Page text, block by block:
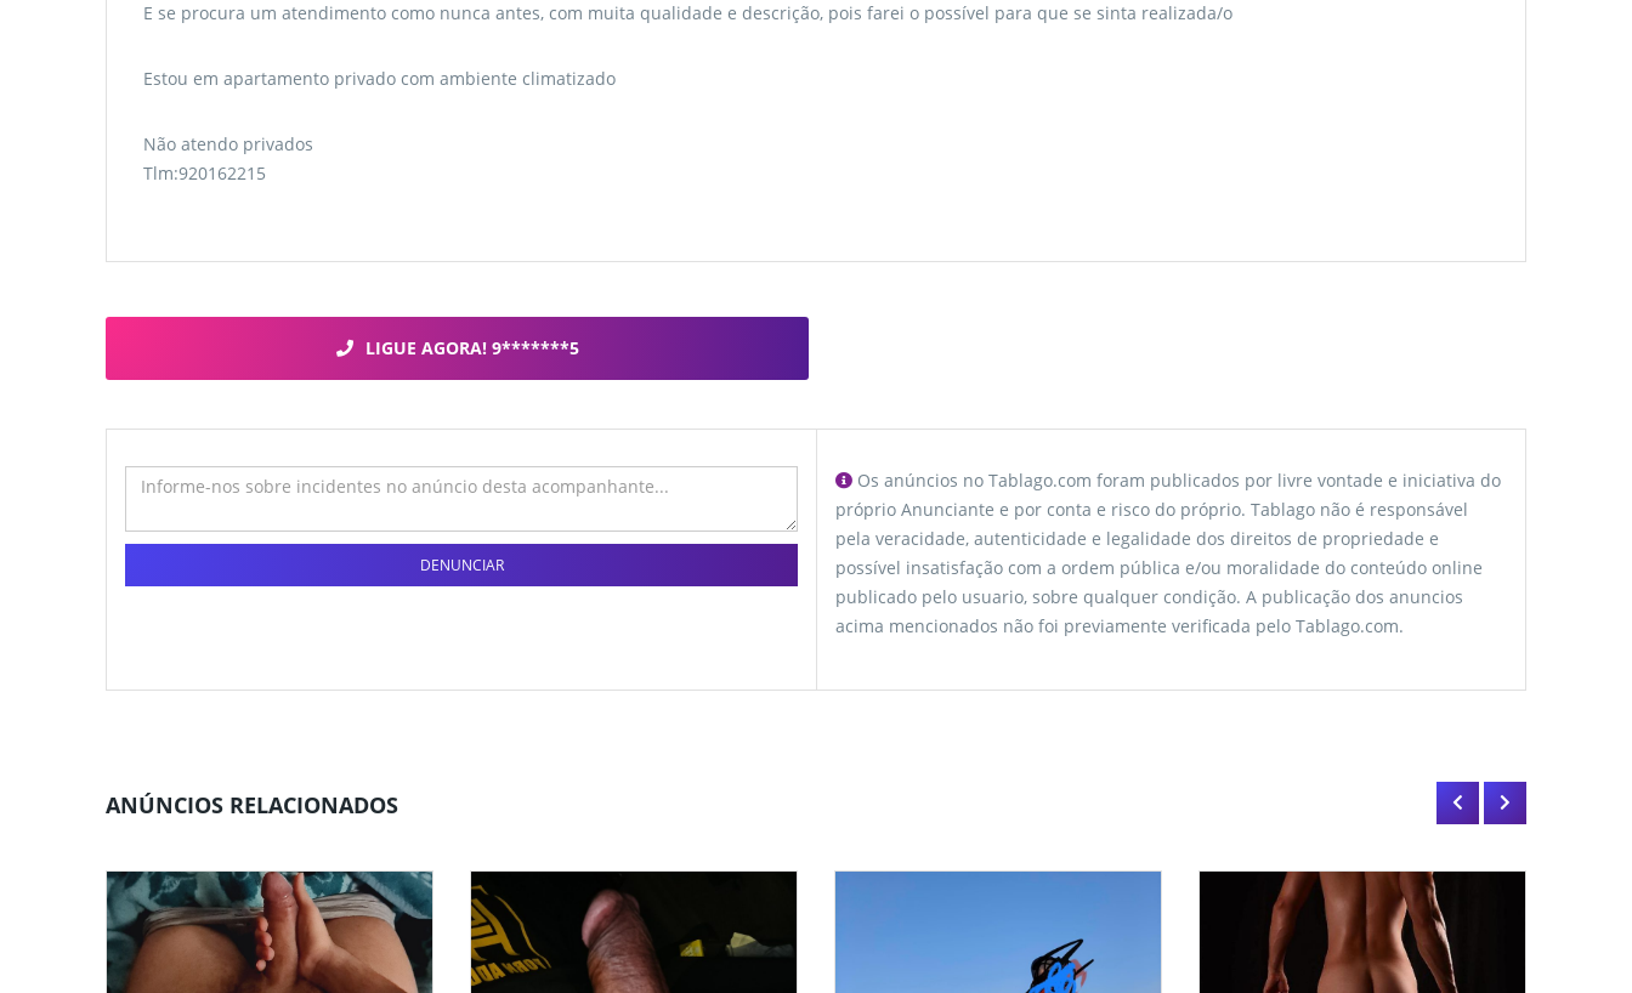
E se procura um atendimento como nunca antes, com muita qualidade e descrição, pois farei o possível para que se sinta realizada/o
Estou em apartamento privado com ambiente climatizado
Não atendo privados
Tlm:920162215
LIGUE AGORA! 9*******5
DENUNCIAR
Os anúncios no Tablago.com foram publicados por livre vontade e iniciativa do
próprio Anunciante e por conta e risco do próprio. Tablago não é responsável
pela veracidade, autenticidade e legalidade dos direitos de propriedade e
possível insatisfação com a ordem pública e/ou moralidade do conteúdo online
publicado pelo usuario, sobre qualquer condição. A publicação dos anuncios
acima mencionados não foi previamente verificada pelo Tablago.com.
ANÚNCIOS RELACIONADOS